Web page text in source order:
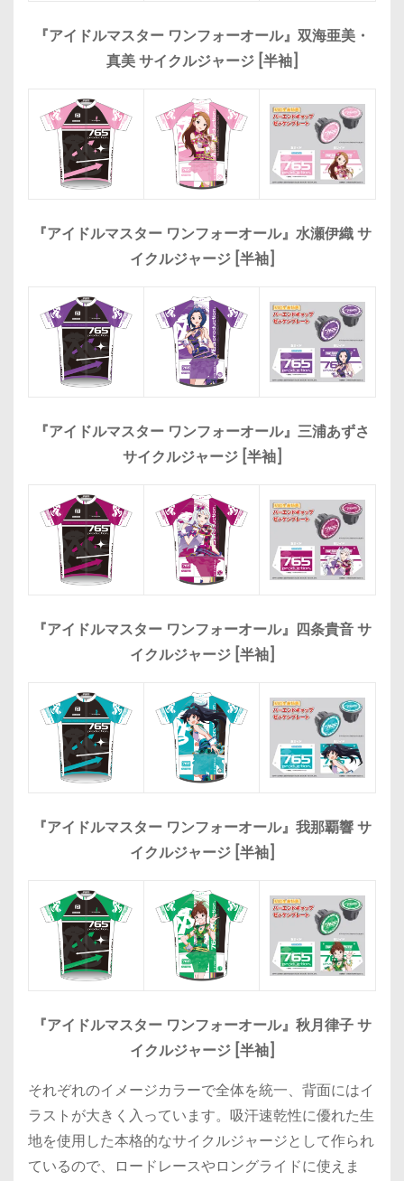
『アイドルマスター ワンフォーオール』双海亜美・
真美 サイクルジャージ [半袖]
『アイドルマスター ワンフォーオール』水瀬伊織 サ
イクルジャージ [半袖]
『アイドルマスター ワンフォーオール』三浦あずさ
サイクルジャージ [半袖]
『アイドルマスター ワンフォーオール』四条貴音 サ
イクルジャージ [半袖]
『アイドルマスター ワンフォーオール』我那覇響 サ
イクルジャージ [半袖]
『アイドルマスター ワンフォーオール』秋月律子 サ
イクルジャージ [半袖]
それぞれのイメージカラーで全体を統一、背面にはイ
ラストが大きく入っています。吸汗速乾性に優れた生
地を使用した本格的なサイクルジャージとして作られ
ているので、ロードレースやロングライドに使えま